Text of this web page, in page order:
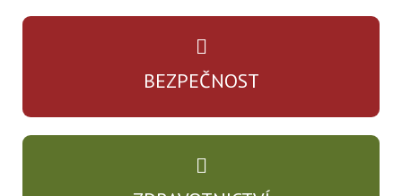
BEZPEČNOST